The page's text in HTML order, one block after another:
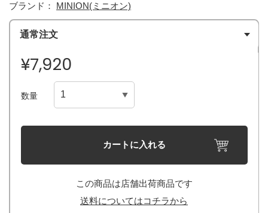
ブランド： MINION(ミニオン)
通常注文
¥7,920
数量
カートに入れる
この商品は店舗出荷商品です
送料についてはコチラから